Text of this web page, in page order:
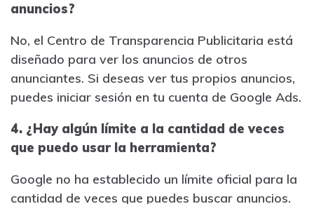
anuncios?
No, el Centro de Transparencia Publicitaria está
diseñado para ver los anuncios de otros
anunciantes. Si deseas ver tus propios anuncios,
puedes iniciar sesión en tu cuenta de Google Ads.
4. ¿Hay algún límite a la cantidad de veces
que puedo usar la herramienta?
Google no ha establecido un límite oficial para la
cantidad de veces que puedes buscar anuncios.